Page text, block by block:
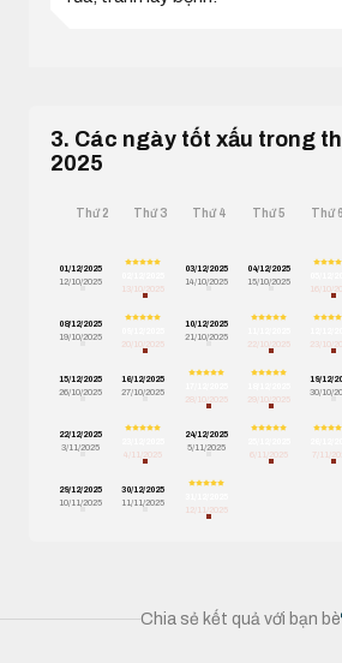
3. Các ngày tốt xấu trong
2025
Thứ 2 Thứ 3 Thứ 4 Thứ 5 Thứ 6
01/12/2025
12/10/2025
13/10/2025
03/12/2025
14/10/2025
04/12/2025
15/10/2025
16/10/
08/12/2025
19/10/2025
20/10/2025
10/12/2025
21/10/2025
22/10/2025
23/10/
15/12/2025
26/10/2025
16/12/2025
27/10/2025
28/10/2025
29/10/2025
19/12/
30/10/
22/12/2025
3/11/2025
4/11/2025
24/12/2025
5/11/2025
6/11/2025
7/11/
29/12/2025
10/11/2025
30/12/2025
11/11/2025
12/11/2025
Chia sẻ kết quả với bạn bè